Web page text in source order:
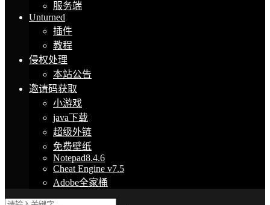
服务端
Unturned
插件
教程
侵权处理
本站公告
邀请码获取
小游戏
java下载
超级外链
免费壁纸
Notepad8.4.6
Cheat Engine v7.5
Adobe全家桶